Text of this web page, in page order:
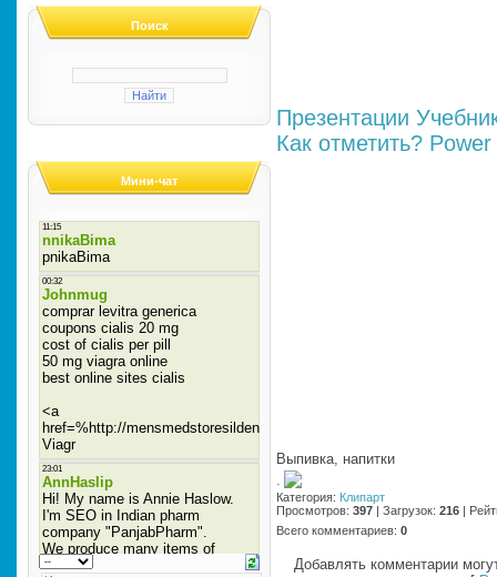
Поиск
Мини-чат
Презентации
Как отметить?
Выпивка, напитки
·
Категория: Клипарт
Просмотров: 397 | Загрузок: 216 |
Всего комментариев: 0
Добавлять комментарии